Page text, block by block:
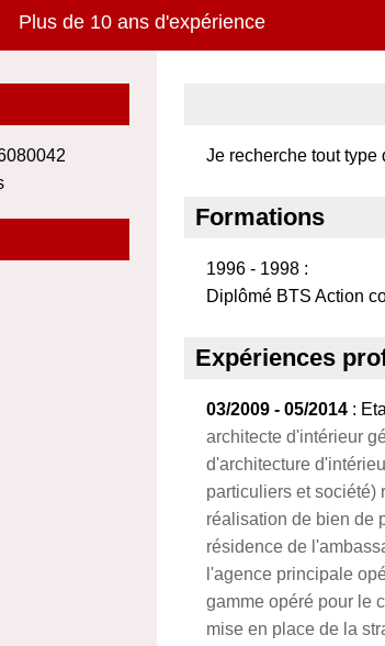
Plus de 10 ans d'expérience
Je recherche tout type
Formations
1996 - 1998 :
Diplômé BTS Action
Expériences
03/2009 - 05/2014 :
architecte d'intérieur
d'architecture
particuliers et société)
réalisation de bien de
résidence de
l'agence principale
gamme opéré pour le
mise en place de la